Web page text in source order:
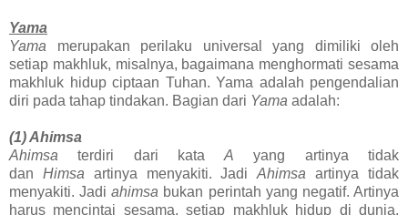
Yama
Yama merupakan perilaku universal yang dimiliki oleh
setiap makhluk, misalnya, bagaimana menghormati sesama
makhluk hidup ciptaan Tuhan. Yama adalah pengendalian
diri pada tahap tindakan. Bagian dari Yama adalah:
(1) Ahimsa
Ahimsaterdiri dari kataAyang artinya tidak
dan Himsa artinya menyakiti. JadiAhimsaartinya tidak
menyakiti. Jadiahimsa bukan perintah yang negatif. Artinya
harus mencintai sesama, setiap makhluk hidup di dunia.